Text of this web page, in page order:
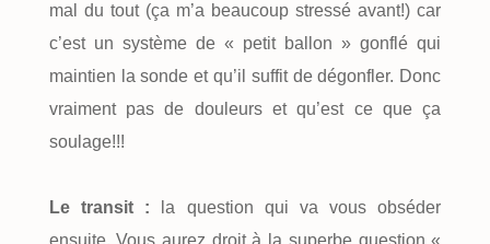
mal du tout (ça m’a beaucoup stressé avant!) car
c’est un système de « petit ballon » gonflé qui
maintien la sonde et qu’il suffit de dégonfler. Donc
vraiment pas de douleurs et qu’est ce que ça
soulage!!!
Le transit :
la question qui va vous obséder
ensuite. Vous aurez droit à la superbe question «